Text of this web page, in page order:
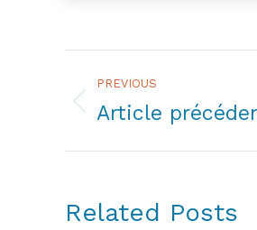
navigation
PREVIOUS
Previous
Article
Related Posts